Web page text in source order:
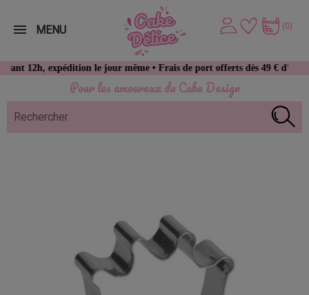
Pour les amoureux du Cake Design
expédition le jour même • Frais de port offerts dès 49 € d’achat
(0)
MENU